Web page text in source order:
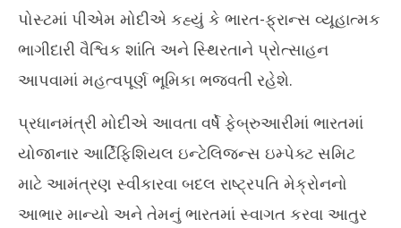
પોસ્ટમાં પીએમ મોદીએ કહ્યું કે ભારત-ફ્રાન્સ વ્યૂહાત્મક
ભાગીદારી વૈશ્વિક શાંતિ અને સ્થિરતાને પ્રોત્સાહન
આપવામાં મહત્વપૂર્ણ ભૂમિકા ભજવતી રહેશે.
પ્રધાનમંત્રી મોદીએ આવતા વર્ષે ફેબ્રુઆરીમાં ભારતમાં
યોજાનાર આર્ટિફિશિયલ ઇન્ટેલિજન્સ ઇમ્પેક્ટ સમિટ
માટે આમંત્રણ સ્વીકારવા બદલ રાષ્ટ્રપતિ મેક્રોનનો
આભાર માન્યો અને તેમનું ભારતમાં સ્વાગત કરવા આતુર